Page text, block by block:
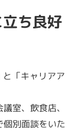
ち良好
「キャリアア
室、飲食店、
別面談をいた